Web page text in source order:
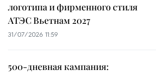
логотипа и фирменного стиля
АТЭС Вьетнам 2027
31/07/2026 11:59
500-дневная кампания: